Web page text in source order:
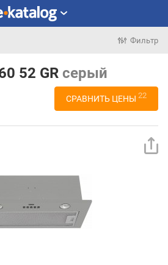
Фильтр
52 GR серый
СРАВНИТЬ ЦЕНЫ 22